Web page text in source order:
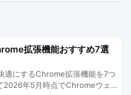
拡張機能おすすめ7選
適にするChrome拡張機能を7つ
2026年5月時点でChromeウェブ